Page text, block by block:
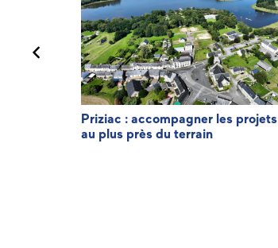
Priziac : accompagner les projets
au plus près du terrain